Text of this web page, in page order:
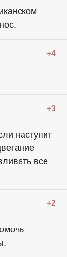
+4
+3
наступит
все
+2